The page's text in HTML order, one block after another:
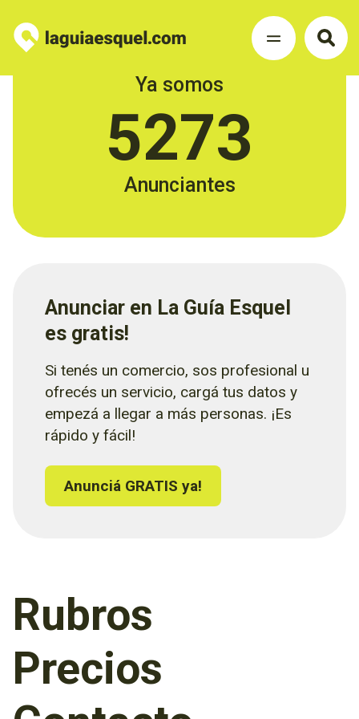
Ya somos
5273
Anunciantes
Anunciar en La Guía Esquel
es gratis!
Si tenés un comercio, sos profesional u
ofrecés un servicio, cargá tus datos y
empezá a llegar a más personas. ¡Es
rápido y fácil!
Anunciá GRATIS ya!
Rubros
Precios